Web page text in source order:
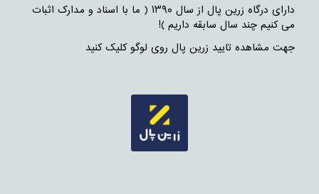
دارای درگاه زرین پال از سال ۱۳۹۰ ( ما با اسناد و مدارک اثبات
می کنیم چند سال سابقه داریم )!
جهت مشاهده تایید زرین پال روی لوگو کلیک کنید